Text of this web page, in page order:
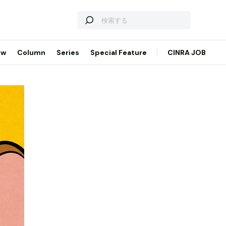
Column Series Special Feature CINRA JOB